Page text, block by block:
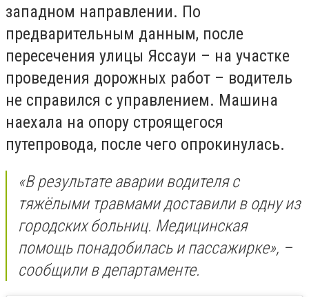
западном направлении. По
предварительным данным, после
пересечения улицы Яссауи – на участке
проведения дорожных работ – водитель
не справился с управлением. Машина
наехала на опору строящегося
путепровода, после чего опрокинулась.
«В результате аварии водителя с
тяжёлыми травмами доставили в одну из
городских больниц. Медицинская
помощь понадобилась и пассажирке», –
сообщили в департаменте.